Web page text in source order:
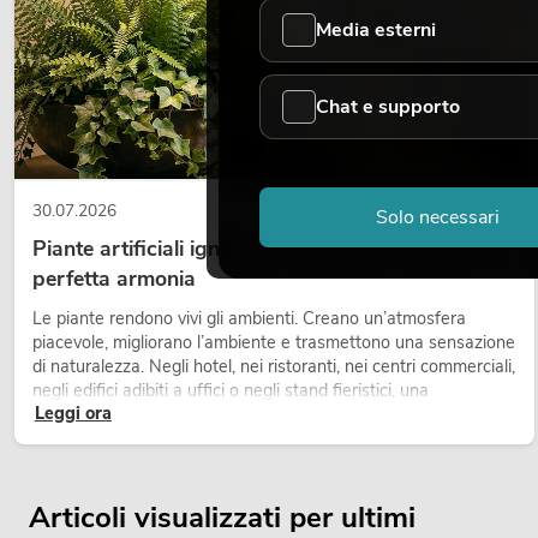
30.07.2026
Piante artificiali ignifughe: sicurezza e design in
perfetta armonia
Le piante rendono vivi gli ambienti. Creano un’atmosfera
piacevole, migliorano l’ambiente e trasmettono una sensazione
di naturalezza. Negli hotel, nei ristoranti, nei centri commerciali,
negli edifici adibiti a uffici o negli stand fieristici, una
vegetazione di alta qualità è ormai parte integrante dei
Leggi ora
Articoli visualizzati per ultimi
Media esterni
Chat e supporto
Solo necessari